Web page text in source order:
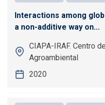
Interactions among
a non-additive way on...
CIAPA-IRAF. Centro
Agroambiental
2020